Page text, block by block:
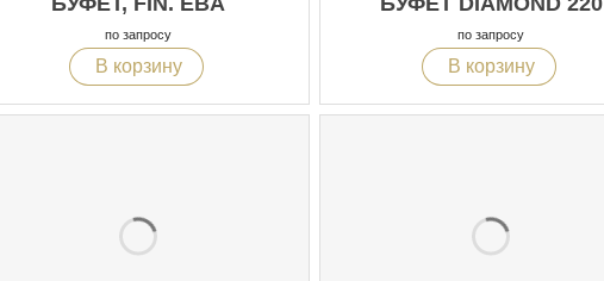
по запросу
В корзину
по запросу
В корзину